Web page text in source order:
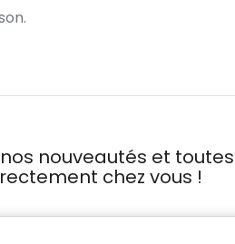
nouveautés et
chez vous !